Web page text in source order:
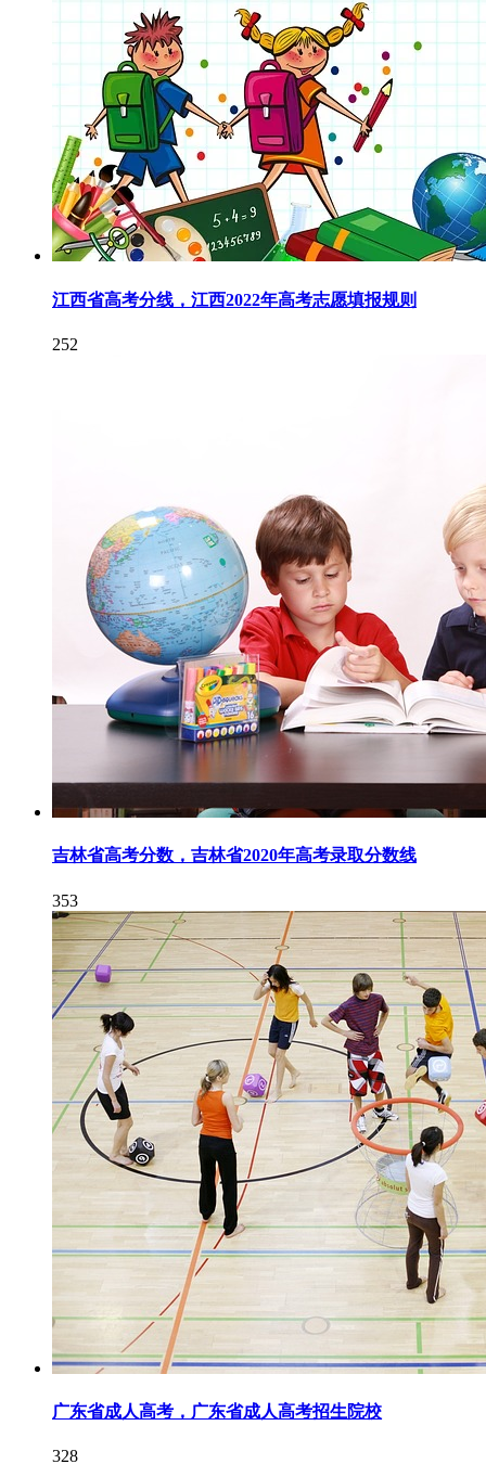
江西省高考分线，江西2022年高考志愿填报规则
252
吉林省高考分数，吉林省2020年高考录取分数线
353
广东省成人高考，广东省成人高考招生院校
328